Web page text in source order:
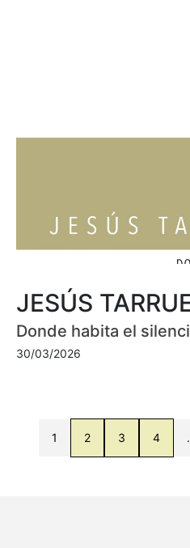
JESÚS
Donde habita el
30/03/2026
1 2 3 4